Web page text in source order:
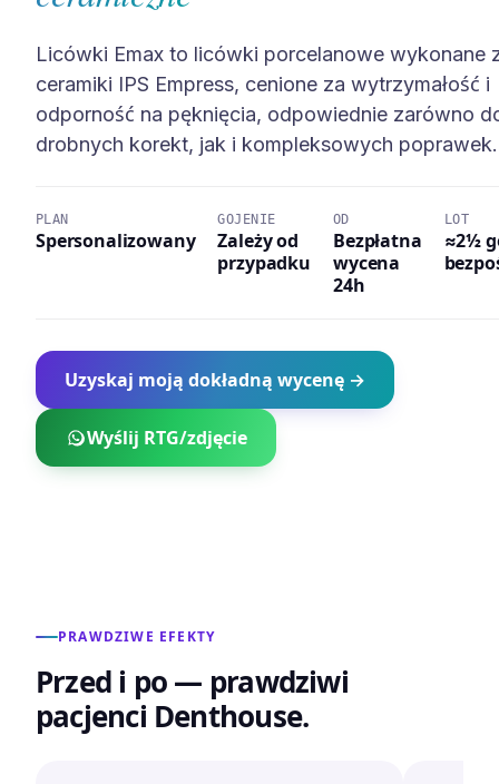
Licówki Emax to licówki porcelanowe wykonane
ceramiki IPS Empress, cenione za wytrzymałość i
odporność na pęknięcia, odpowiednie zarówno
drobnych korekt, jak i kompleksowych poprawek.
PLAN
Spersonalizowany
GOJENIE
Zależy od
przypadku
OD
Bezpłatna
wycena
24h
LOT
≈2½
Uzyskaj moją dokładną wycenę →
Wyślij RTG/zdjęcie
PRAWDZIWE EFEKTY
Przed i po — prawdziwi
pacjenci Denthouse.